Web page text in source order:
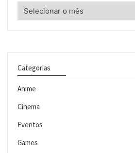
Categorias
Anime
Cinema
Eventos
Games